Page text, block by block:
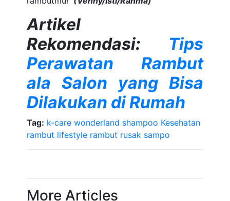
Artikel
Rekomendasi:
Tips
Perawatan Rambut
ala Salon yang Bisa
Dilakukan di Rumah
Tag: k-care wonderland shampoo Kesehatan
rambut lifestyle rambut rusak sampo
More Articles